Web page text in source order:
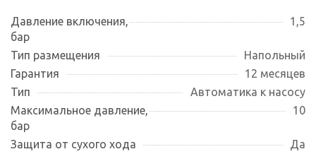
Давление включения,
бар
1,5
Тип размещения
Напольный
Гарантия
12 месяцев
Тип
Автоматика к насосу
Максимальное давление,
бар
10
Защита от сухого хода Да